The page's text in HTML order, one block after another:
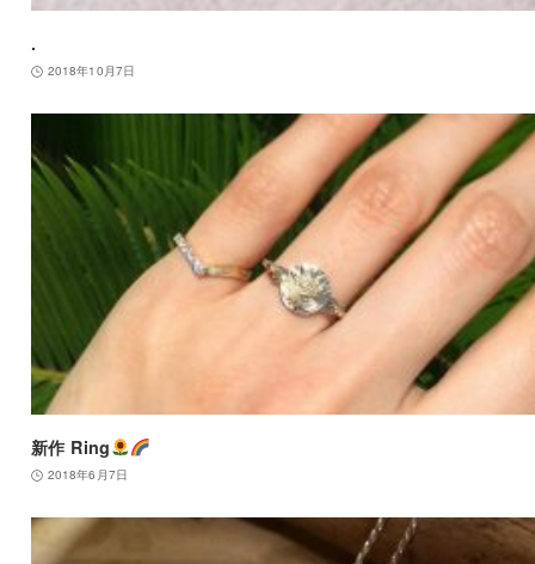
.
2018年10月7日
新作 Ring
2018年6月7日